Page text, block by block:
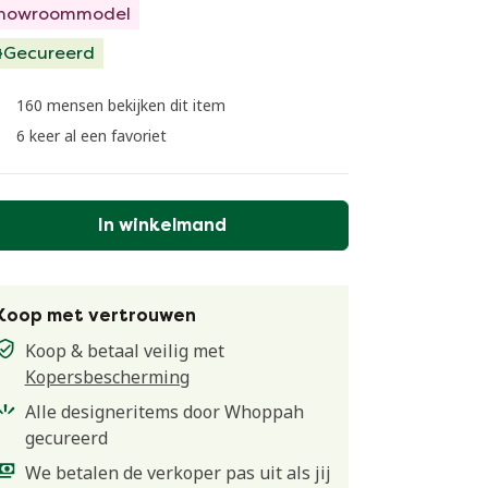
Gecureerd
160 mensen bekijken dit item
6 keer al een favoriet
In winkelmand
met vertrouwen
Koop & betaal veilig met
Kopersbescherming
Alle designeritems door Whoppah
gecureerd
We betalen de verkoper pas uit als jij